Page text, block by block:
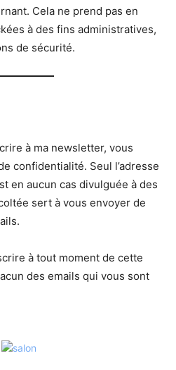
Cela ne prend pas en
à des fins administratives,
de sécurité.
à ma newsletter, vous
confidentialité. Seul l’adresse
en aucun cas divulguée à des
sert à vous envoyer de
à tout moment de cette
des emails qui vous sont